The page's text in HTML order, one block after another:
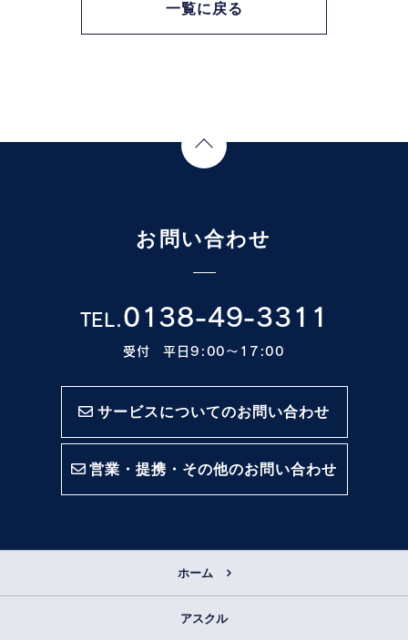
一覧に戻る
お問い合わせ
TEL.0138-49-3311
受付 平日9:00〜17:00
サービスについてのお問い合わせ
営業・提携・その他のお問い合わせ
ホーム
アスクル